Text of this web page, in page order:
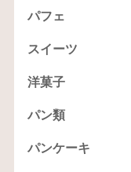
パフェ
スイーツ
洋菓子
パン類
パンケーキ